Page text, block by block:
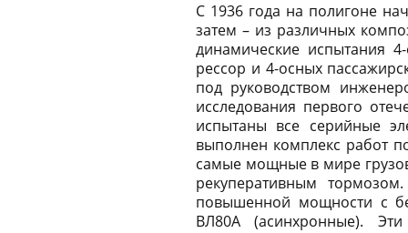
С 1936 года на полигоне
затем – из различных
динамические испытания
рессор и 4-осных
под руководством
исследования первого
испытаны все серийные
выполнен комплекс работ
самые мощные в мире
рекуперативным
повышенной мощности с
ВЛ80А (асинхронные).